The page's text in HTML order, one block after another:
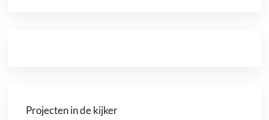
Projecten in de kijker